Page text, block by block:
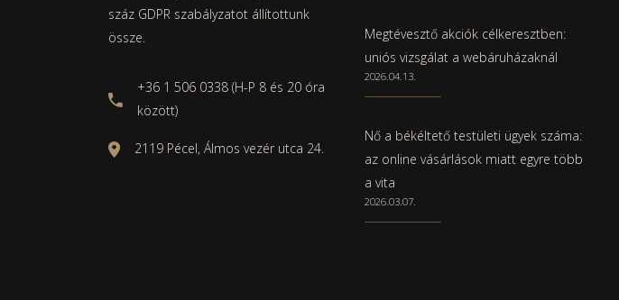
száz GDPR szabályzatot állítottunk
össze.
+36 1 506 0338 (H-P 8 és 20 óra
között)
2119 Pécel, Álmos vezér utca 24.
Megtévesztő akciók célkeresztben:
uniós vizsgálat a webáruházaknál
2026.04.13.
Nő a békéltető testületi ügyek száma:
az online vásárlások miatt egyre több
a vita
2026.03.07.